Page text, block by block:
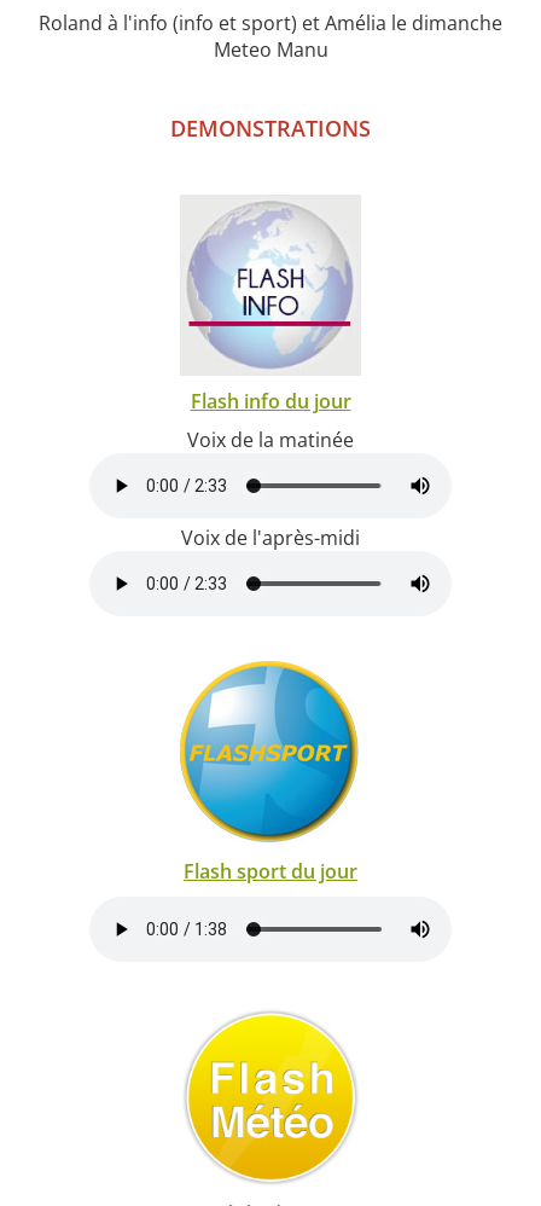
Roland à l'info (info et sport) et Amélia le dimanche
Meteo Manu
DEMONSTRATIONS
Flash info du jour
Voix de la matinée
Voix de l'après-midi
Flash sport du jour